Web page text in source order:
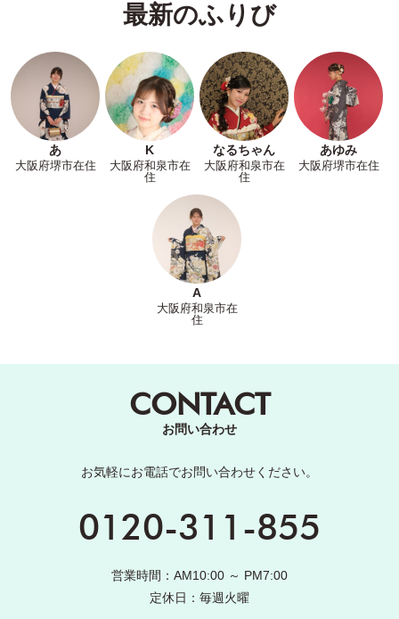
最新のふりび
あ
大阪府堺市在住
K
大阪府和泉市在
住
なるちゃん
大阪府和泉市在
住
あゆみ
大阪府堺市在住
A
大阪府和泉市在
住
CONTACT
お問い合わせ
お気軽にお電話でお問い合わせください。
0120-311-855
営業時間：AM10:00 ～ PM7:00
定休日：毎週火曜